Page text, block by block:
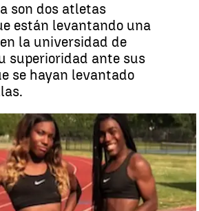
son dos atletas
están levantando una
la universidad de
superioridad ante sus
se hayan levantado
suscitan debate en EE.UU. por su
una terapia hormonal, entonces sí" |
Antena 3